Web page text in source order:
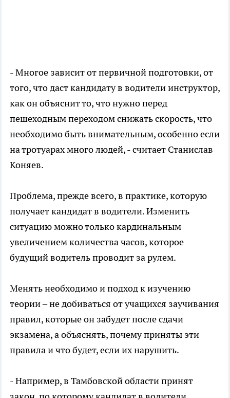
- Многое зависит от первичной подготовки, от
того, что даст кандидату в водители инструктор,
как он объяснит то, что нужно перед
пешеходным переходом снижать скорость, что
необходимо быть внимательным, особенно если
на тротуарах много людей, - считает Станислав
Коняев.
Проблема, прежде всего, в практике, которую
получает кандидат в водители. Изменить
ситуацию можно только кардинальным
увеличением количества часов, которое
будущий водитель проводит за рулем.
Менять необходимо и подход к изучению
теории – не добиваться от учащихся заучивания
правил, которые он забудет после сдачи
экзамена, а объяснять, почему приняты эти
правила и что будет, если их нарушить.
- Например, в Тамбовской области принят